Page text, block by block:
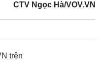
CTV Ngọc Hà/VOV.VN
trên